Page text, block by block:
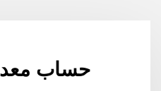
حساب معدل